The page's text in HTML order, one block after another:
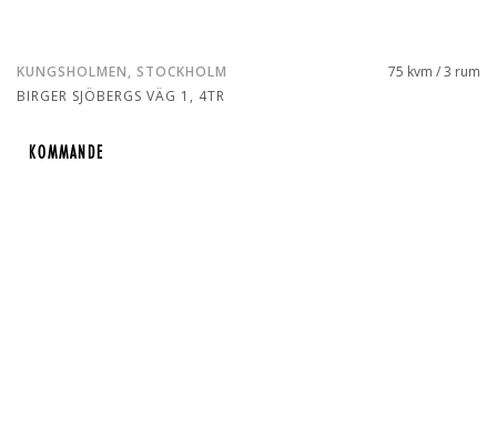
KUNGSHOLMEN, STOCKHOLM
BIRGER SJÖBERGS VÄG 1, 4TR
75 kvm / 3 rum
KOMMANDE
KOMMANDE